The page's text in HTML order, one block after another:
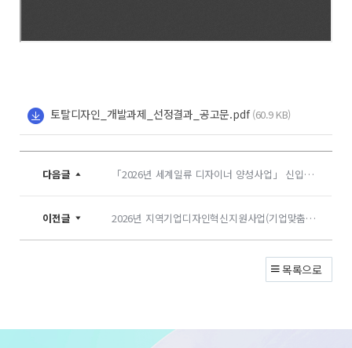
토탈디자인_개발과제_선정결과_공고문.pdf (60.9 KB)
다음글 「2026년 세계일류 디자이너 양성사업」 신입회원 최종 합격자 결과발표
이전글 2026년 지역기업디자인혁신지원사업(기업맞춤형 디자인) 개발 과제 모집 공고
목록으로